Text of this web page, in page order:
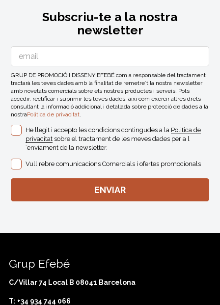
Subscriu-te a la nostra
newsletter
GRUP DE PROMOCIÓ I DISSENY EFEBÉ com a responsable del tractament
tractarà les teves dades amb la finalitat de remetre´t la nostra newsletter
amb novetats comercials sobre els nostres productes i serveis. Pots
accedir, rectificar i suprimir les teves dades, així com exercir altres drets
consultant la informació addicional i detallada sobre protecció de dades a la
nostraPolitica de privacitat.
He llegit i accepto les condicions contingudes a la Politica de
privacitat sobre el tractament de les meves dades per a l
´enviament de la newsletter.
Vull rebre comunicacions Comercials i ofertes promocionals
Grup Efebé
C/Villar 74 Local B 08041 Barcelona
T: +34 934 744 066